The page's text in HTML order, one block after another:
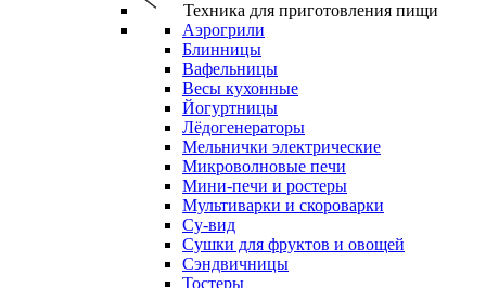
Техника для приготовления пищи
Аэрогрили
Блинницы
Вафельницы
Весы кухонные
Йогуртницы
Лёдогенераторы
Мельнички электрические
Микроволновые печи
Мини-печи и ростеры
Мультиварки и скороварки
Су-вид
Сушки для фруктов и овощей
Сэндвичницы
Тостеры